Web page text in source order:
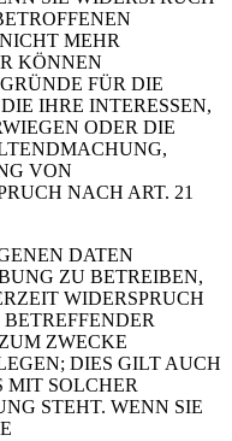
MEHR
KÖNNEN
FÜR DIE
IHRE INTERESSEN,
ODER DIE
VON
NACH ART. 21
DATEN
ZU BETREIBEN,
WIDERSPRUCH
ZWECKE
DIES GILT AUCH
MIT SOLCHER
STEHT. WENN SIE